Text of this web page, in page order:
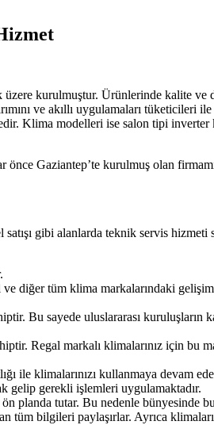
kurulmuştur. Ürünlerinde kalite ve
ve akıllı uygulamaları
Klima modelleri ise salon tipi
Gaziantep’te kurulmuş olan
gibi alanlarda teknik servis
diğer tüm klima markalarındaki
Bu sayede uluslararası
Regal markalı klimalarınız için bu
ile klimalarınızı kullanmaya devam
gelip gerekli işlemleri uygulamaktadır.
planda tutar. Bu nedenle bünyesinde
bilgileri paylaşırlar. Ayrıca